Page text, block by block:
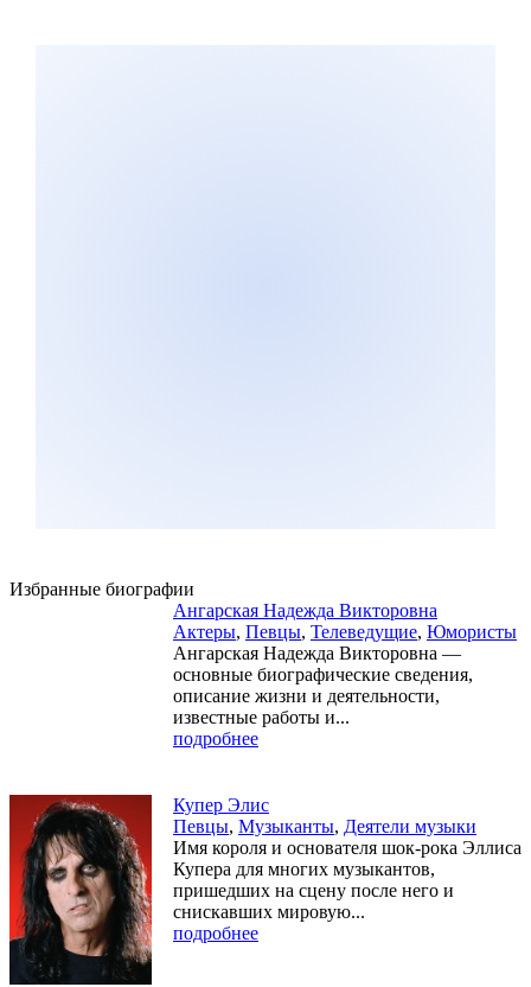
Избранные биографии
Ангарская Надежда Викторовна
Актеры, Певцы, Телеведущие, Юмористы
Ангарская Надежда Викторовна —
основные биографические сведения,
описание жизни и деятельности,
известные работы и...
подробнее
Купер Элис
Певцы, Музыканты, Деятели музыки
Имя короля и основателя шок-рока Эллиса
Купера для многих музыкантов,
пришедших на сцену после него и
снискавших мировую...
подробнее